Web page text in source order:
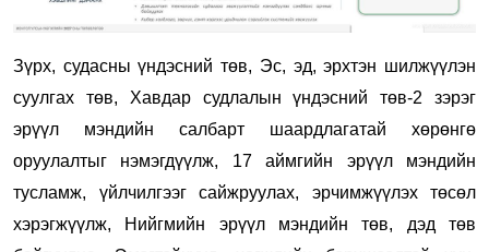
Зүрх, судасны үндэсний төв, Эс, эд, эрхтэн шилжүүлэн
суулгах төв, Хавдар судлалын үндэсний төв-2 зэрэг
эрүүл мэндийн салбарт шаардлагатай хөрөнгө
оруулалтыг нэмэгдүүлж, 17 аймгийн эрүүл мэндийн
тусламж, үйлчилгээг сайжруулах, эрчимжүүлэх төсөл
хэрэгжүүлж, Нийгмийн эрүүл мэндийн төв, дэд төв